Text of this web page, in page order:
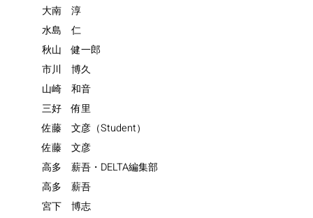
大南 淳
水島 仁
秋山 健一郎
市川 博久
山崎 和音
三好 侑里
佐藤 文彦（Student）
佐藤 文彦
高多 薪吾・DELTA編集部
高多 薪吾
宮下 博志